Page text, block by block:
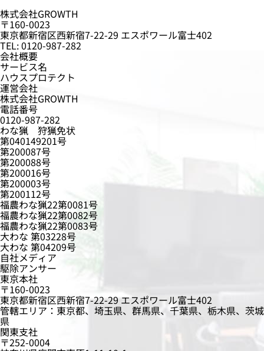
株式会社GROWTH
〒160-0023
東京都新宿区西新宿7-22-29 エスポワール富士402
TEL: 0120-987-282
会社概要
サービス名
ハウスプロテクト
運営会社
株式会社GROWTH
電話番号
0120-987-282
わな猟 狩猟免状
第040149201号
第200087号
第200088号
第200016号
第200003号
第200112号
福農わな猟22第0081号
福農わな猟22第0082号
福農わな猟22第0083号
大わな 第03228号
大わな 第04209号
自社メディア
駆除アンサー
東京本社
〒160-0023
東京都新宿区西新宿7-22-29 エスポワール富士402
管轄エリア：東京都、埼玉県、群馬県、千葉県、栃木県、茨城
県
関東支社
〒252-0004